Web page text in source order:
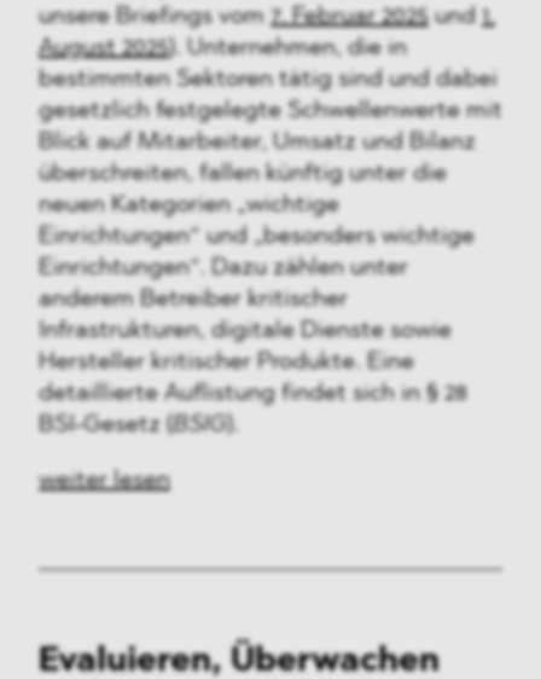
unsere Briefings vom7. Februar 2025und 1.
August 2025). Unternehmen, die in
bestimmten Sektoren tätig sind und dabei
gesetzlich festgelegte Schwellenwerte mit
Blick auf Mitarbeiter, Umsatz und Bilanz
überschreiten, fallen künftig unter die
neuen Kategorien „wichtige
Einrichtungen“ und „besonders wichtige
Einrichtungen“. Dazu zählen unter
anderem Betreiber kritischer
Infrastrukturen, digitale Dienste sowie
Hersteller kritischer Produkte. Eine
detaillierte Auflistung findet sich in § 28
BSI-Gesetz (
BSIG
weiter lesen
Evaluieren, Überwachen